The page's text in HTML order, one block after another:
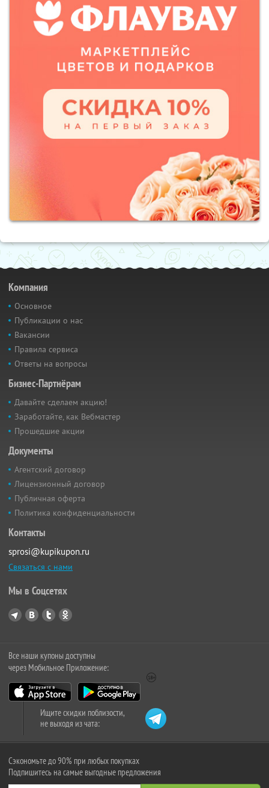
Компания
Основное
Публикации о нас
Вакансии
Правила сервиса
Ответы на вопросы
Бизнес-Партнёрам
Давайте сделаем акцию!
Заработайте, как Вебмастер
Прошедшие акции
Документы
Агентский договор
Лицензионный договор
Публичная оферта
Политика конфиденциальности
Контакты
sprosi@kupikupon.ru
Связаться с нами
Мы в Соцсетях
Все наши купоны доступны
через Мобильное Приложение:
Ищите скидки поблизости,
не выходя из чата:
Сэкономьте до 90% при любых покупках
Подпишитесь на самые выгодные предложения